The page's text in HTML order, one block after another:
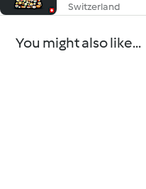
Switzerland
You might also like...